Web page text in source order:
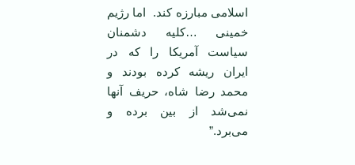
اسلامی مبارزه کند. اما رژیم
خمینی …کلیه دشمنان
سیاست آمریکا را که در
ایران ریشه کرده بودند و
محمد رضا شاه، حریف آنها
نمی‌شد از بین برده و
می‌برد.”